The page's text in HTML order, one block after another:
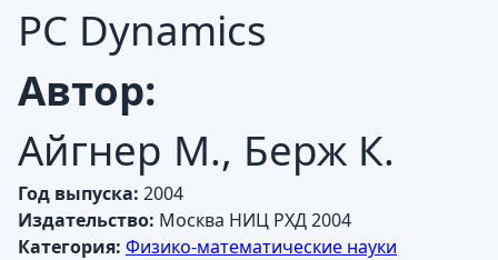
PC Dynamics
Автор:
Айгнер М., Берж К.
Год выпуска: 2004
Издательство: Москва НИЦ РХД 2004
Категория: Физико-математические науки